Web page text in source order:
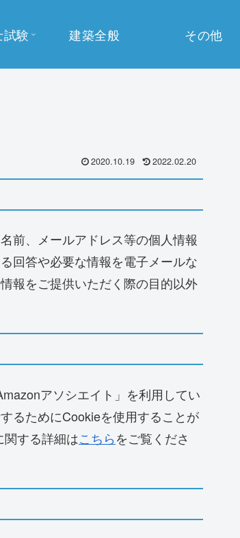
験 建築全般 その他
2020.10.19 2022.02.20
前、メールアドレス等の個人情報
回答や必要な情報を電子メールな
報をご提供いただく際の目的以外
アソシエイト」を利用してい
るためにCookieを使用することが
する詳細はこちらをご覧くださ